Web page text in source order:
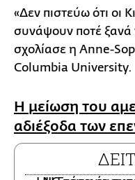
«Δεν πιστεύω ότι οι
συνάψουν ποτέ ξανά
σχολίασε η Anne-
Columbia University.
Η μείωση του
αδιέξοδα των